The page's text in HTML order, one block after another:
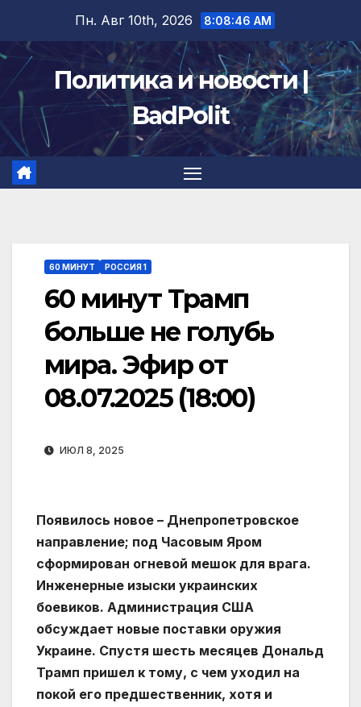
содержимому
Пн. Авг 10th, 2026 8:08:46 AM
Политика и новости |
BadPolit
60 МИНУТ РОССИЯ 1
60 минут Трамп
больше не голубь
мира. Эфир от
08.07.2025 (18:00)
ИЮЛ 8, 2025
Появилось новое – Днепропетровское
направление; под Часовым Яром
сформирован огневой мешок для врага.
Инженерные изыски украинских
боевиков. Администрация США
обсуждает новые поставки оружия
Украине. Спустя шесть месяцев Дональд
Трамп пришел к тому, с чем уходил на
покой его предшественник, хотя и